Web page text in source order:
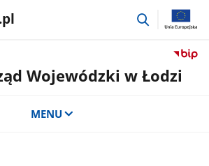
przejdź
Wojewódzki w Łodzi
MENU